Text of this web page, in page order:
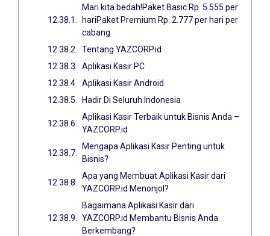
Mari kita bedah!Paket Basic Rp. 5.555 per
hariPaket Premium Rp. 2.777 per hari per
cabang
Tentang YAZCORP.id
Aplikasi Kasir PC
Aplikasi Kasir Android
Hadir Di Seluruh Indonesia
Aplikasi Kasir Terbaik untuk Bisnis Anda –
YAZCORP.id
Mengapa Aplikasi Kasir Penting untuk
Bisnis?
Apa yang Membuat Aplikasi Kasir dari
YAZCORP.id Menonjol?
Bagaimana Aplikasi Kasir dari
YAZCORP.id Membantu Bisnis Anda
Berkembang?